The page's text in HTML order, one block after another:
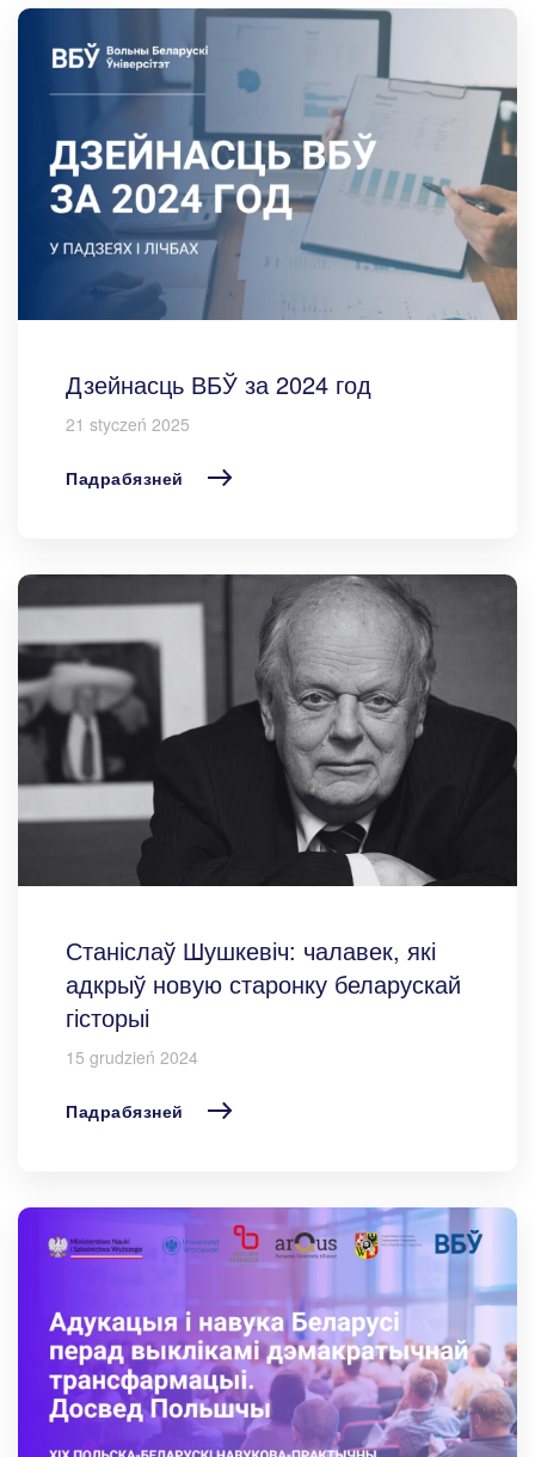
Дзейнасць ВБЎ за 2024 год
21 styczeń 2025
Падрабязней
Станіслаў Шушкевіч: чалавек, які
адкрыў новую старонку беларускай
гісторыі
15 grudzień 2024
Падрабязней